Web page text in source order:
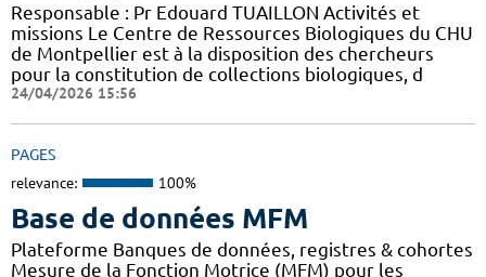
Responsable : Pr Edouard TUAILLON Activités et
missions Le Centre de Ressources Biologiques du CHU
de Montpellier est à la disposition des chercheurs
pour la constitution de collections biologiques, d
24/04/2026 15:56
PAGES
relevance: 100%
Base de données MFM
Plateforme Banques de données, registres & cohortes
Mesure de la Fonction Motrice (MFM) pour les